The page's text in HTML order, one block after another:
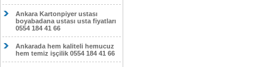
Ankara Kartonpiyer ustası
boyabadana ustası usta fiyatları
0554 184 41 66
Ankarada hem kaliteli hemucuz
hem temiz işçilik 0554 184 41 66